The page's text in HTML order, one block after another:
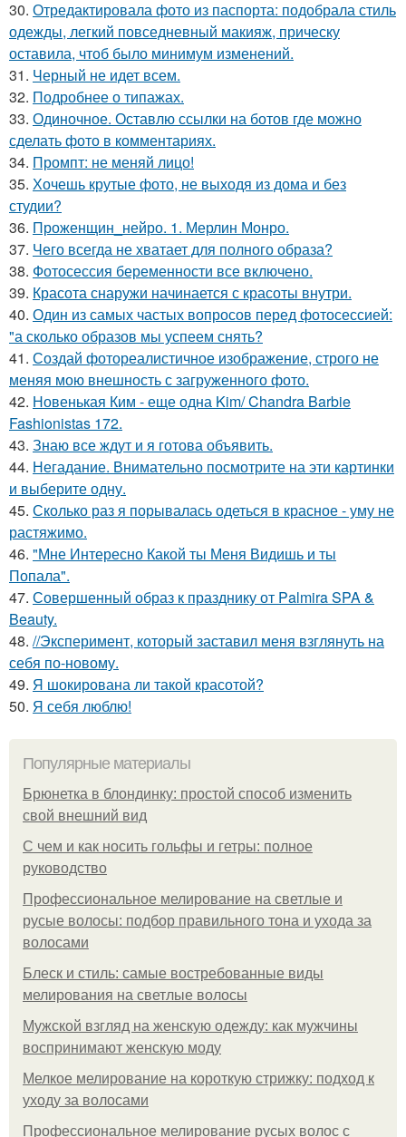
30. Отредактировала фото из паспорта: подобрала стиль
одежды, легкий повседневный макияж, прическу
оставила, чтоб было минимум изменений.
31. Черный не идет всем.
32. Подробнее о типажах.
33. Одиночное. Оставлю ссылки на ботов где можно
сделать фото в комментариях.
34. Промпт: не меняй лицо!
35. Хочешь крутые фото, не выходя из дома и без
студии?
36. Проженщин_нейро. 1. Мерлин Монро.
37. Чего всегда не хватает для полного образа?
38. Фотосессия беременности все включено.
39. Красота снаружи начинается с красоты внутри.
40. Один из самых частых вопросов перед фотосессией:
"а сколько образов мы успеем снять?
41. Создай фотореалистичное изображение, строго не
меняя мою внешность с загруженного фото.
42. Новенькая Ким - еще одна Kim/ Chandra Barbie
Fashionistas 172.
43. Знаю все ждут и я готова объявить.
44. Негадание. Внимательно посмотрите на эти картинки
и выберите одну.
45. Сколько раз я порывалась одеться в красное - уму не
растяжимо.
46. "Мне Интересно Какой ты Меня Видишь и ты
Попала".
47. Совершенный образ к празднику от Palmira SPA &
Beauty.
48. //Эксперимент, который заставил меня взглянуть на
себя по-новому.
49. Я шокирована ли такой красотой?
50. Я себя люблю!
Популярные материалы
Брюнетка в блондинку: простой способ изменить
свой внешний вид
С чем и как носить гольфы и гетры: полное
руководство
Профессиональное мелирование на светлые и
русые волосы: подбор правильного тона и ухода за
волосами
Блеск и стиль: самые востребованные виды
мелирования на светлые волосы
Мужской взгляд на женскую одежду: как мужчины
воспринимают женскую моду
Мелкое мелирование на короткую стрижку: подход к
уходу за волосами
Профессиональное мелирование русых волос с